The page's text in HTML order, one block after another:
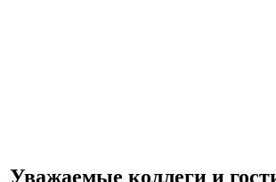
Уважаемые коллеги и